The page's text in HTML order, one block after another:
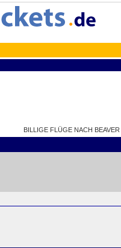
BILLIGE FLÜGE NACH